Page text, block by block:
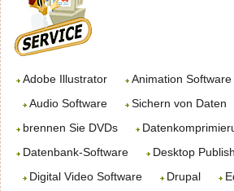
Adobe Illustrator Animation Software
Audio Software
Sichern von Daten
brennen Sie DVDs
Datenbank-Software
Desktop
Digital Video Software
Drupal